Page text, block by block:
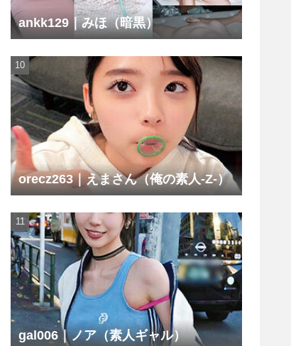
ankk129｜みほ（暗黒）
orecz263｜えまさん（俺の素人-Z-）
gal006｜ノア（素人ギャル）